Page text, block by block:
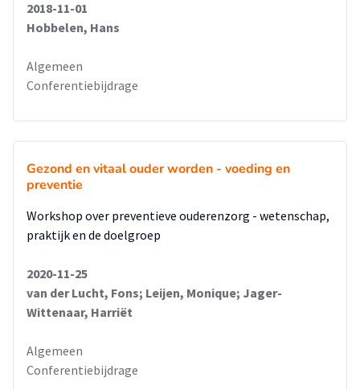
2018-11-01
Hobbelen, Hans
Algemeen
Conferentiebijdrage
Gezond en vitaal ouder worden - voeding en
preventie
Workshop over preventieve ouderenzorg - wetenschap,
praktijk en de doelgroep
2020-11-25
van der Lucht, Fons; Leijen, Monique; Jager-
Wittenaar, Harriët
Algemeen
Conferentiebijdrage